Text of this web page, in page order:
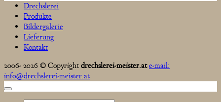
Drechslerei
Produkte
Bildergalerie
Lieferung
Kontakt
2006- 2026 © Copyright drechslerei-meister.at e-mail:
info@drechslerei-meister.at